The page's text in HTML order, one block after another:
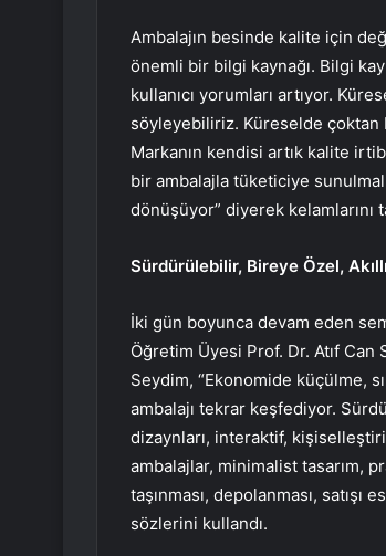
Ambalajın besinde kalite için
önemli bir bilgi kaynağı. Bilgi
kullanıcı yorumları artıyor.
söyleyebiliriz. Küreselde çoktan
Markanın kendisi artık kalite
bir ambalajla tüketiciye
dönüşüyor” diyerek kelamlarını
Sürdürülebilir, Bireye Özel,
İki gün boyunca devam eden
Öğretim Üyesi Prof. Dr. Atıf
Seydim, “Ekonomide küçülme,
ambalajı tekrar keşfediyor.
dizaynları, interaktif,
ambalajlar, minimalist tasarım,
taşınması, depolanması, satışı
sözlerini kullandı.